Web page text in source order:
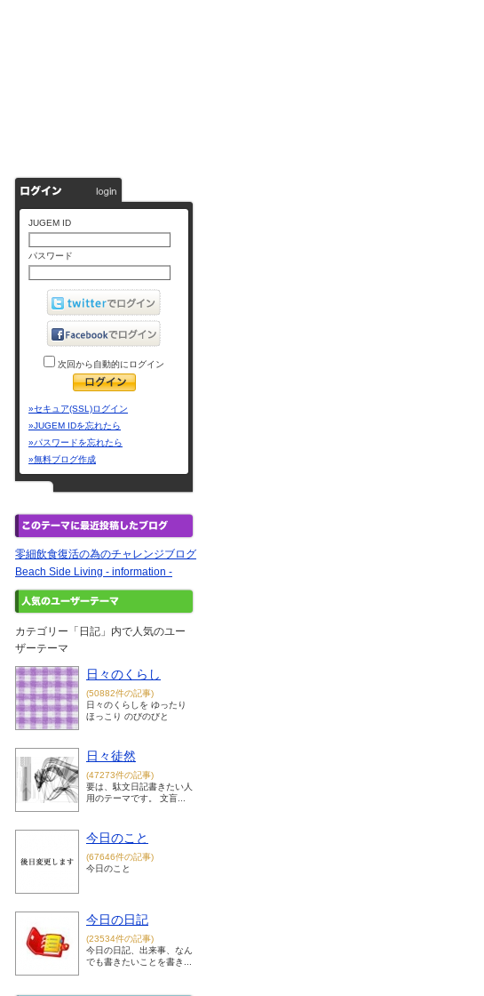
JUGEM ID
パスワード
次回から自動的にログイン
»セキュア(SSL)ログイン
»JUGEM IDを忘れたら
»パスワードを忘れたら
»無料ブログ作成
零細飲食復活の為のチャレンジブログ
Beach Side Living - information -
カテゴリー「日記」内で人気のユー
ザーテーマ
日々のくらし
(50882件の記事)
日々のくらしを ゆったり
ほっこり のびのびと
日々徒然
(47273件の記事)
要は、駄文日記書きたい人
用のテーマです。 文盲...
今日のこと
(67646件の記事)
今日のこと
今日の日記
(23534件の記事)
今日の日記、出来事、なん
でも書きたいことを書き...